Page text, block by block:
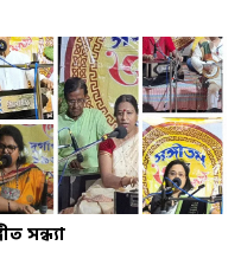
সন্ধ্যা